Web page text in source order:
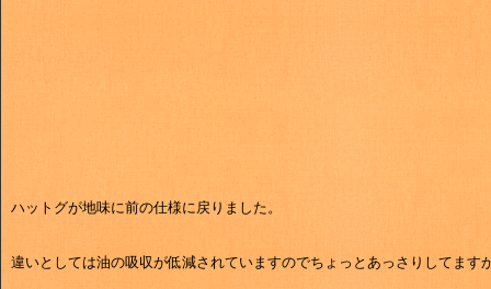
ハットグが地味に前の仕様に戻りました。
違いとしては油の吸収が低減されていますのでちょっとあっさりしてます